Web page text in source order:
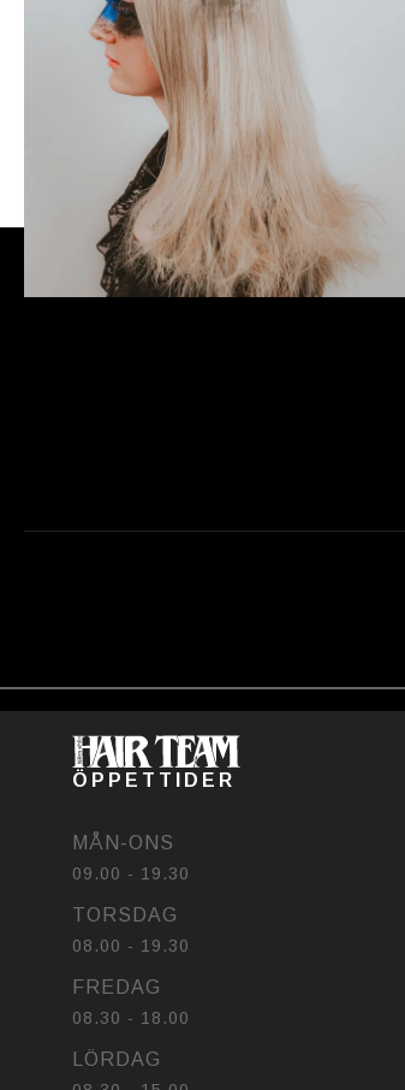
ÖPPETTIDER
MÅN-ONS
09.00 - 19.30
TORSDAG
08.00 - 19.30
FREDAG
08.30 - 18.00
LÖRDAG